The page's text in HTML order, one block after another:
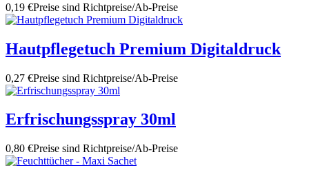
0,19 €Preise sind Richtpreise/Ab-Preise
Hautpflegetuch Premium Digitaldruck
0,27 €Preise sind Richtpreise/Ab-Preise
Erfrischungsspray 30ml
0,80 €Preise sind Richtpreise/Ab-Preise